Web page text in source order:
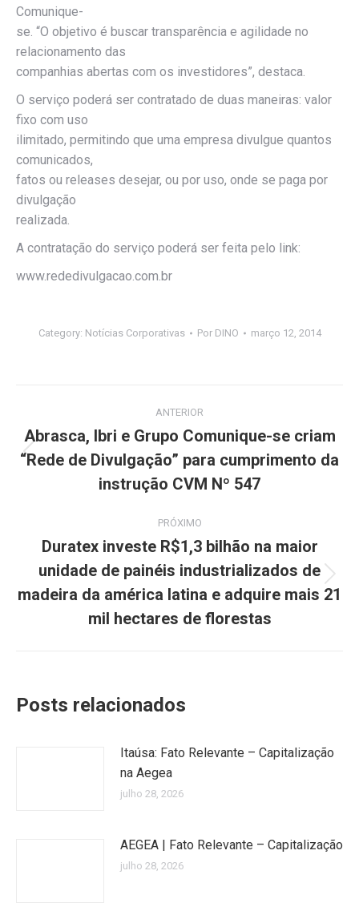
Comunique-
se. “O objetivo é buscar transparência e agilidade no
relacionamento das
companhias abertas com os investidores”, destaca.
O serviço poderá ser contratado de duas maneiras: valor
fixo com uso
ilimitado, permitindo que uma empresa divulgue quantos
comunicados,
fatos ou releases desejar, ou por uso, onde se paga por
divulgação
realizada.
A contratação do serviço poderá ser feita pelo link:
www.rededivulgacao.com.br
Category: Notícias Corporativas Por DINO março 12, 2014
de
post:
ANTERIOR
Post
anterior:
Abrasca, Ibri e Grupo Comunique-se criam
“Rede de Divulgação” para cumprimento da
instrução CVM Nº 547
PRÓXIMO
post:
Duratex investe R$1,3 bilhão na maior
unidade de painéis industrializados de
madeira da américa latina e adquire mais 21
mil hectares de florestas
Posts relacionados
Itaúsa: Fato Relevante – Capitalização
na Aegea
julho 28, 2026
AEGEA | Fato Relevante – Capitalização
julho 28, 2026